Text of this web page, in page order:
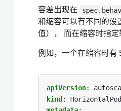
容差出现在
和缩容可以有不同的设
值）， 而在缩容时指
例如，一个在缩容时有
apiVersion:
kind :